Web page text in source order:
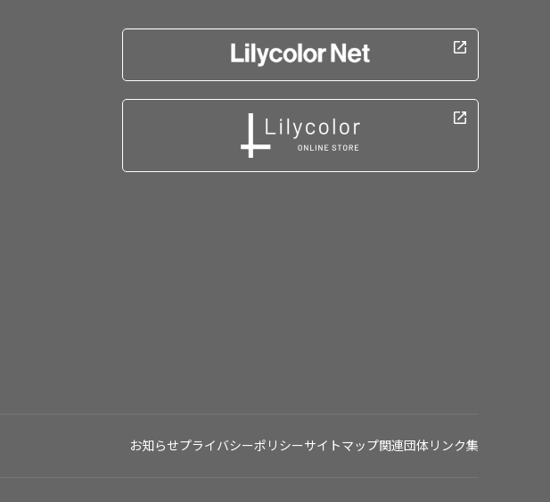
お知らせプライバシーポリシーサイトマップ関連団体リンク集